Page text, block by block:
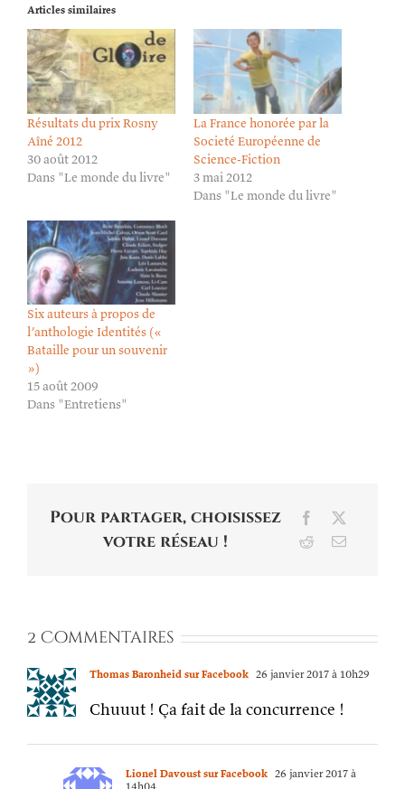
Articles similaires
Résultats du prix Rosny
Aîné 2012
30 août 2012
Dans "Le monde du livre"
La France honorée par la
Societé Européenne de
Science-Fiction
3 mai 2012
Dans "Le monde du livre"
Six auteurs à propos de
l’anthologie Identités («
Bataille pour un souvenir
»)
15 août 2009
Dans "Entretiens"
Pour partager, choisissez
votre réseau !
Facebook
RedditEmail
2 Commentaires
Thomas Baronheid sur Facebook 26 janvier 2017 à 10h29
Chuuut ! Ça fait de la concurrence !
Lionel Davoust sur Facebook 26 janvier 2017 à
14h04